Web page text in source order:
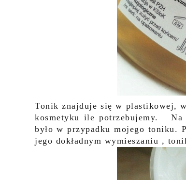
Tonik znajduje się w plastikowej,
kosmetyku ile potrzebujemy.
Na
było w przypadku mojego toniku.
jego dokładnym wymieszaniu ,